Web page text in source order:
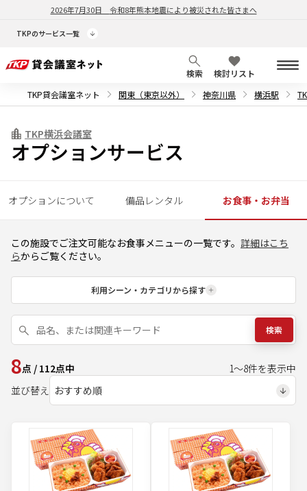
2026年7月30日 令和8年熊本地震により被災された皆さまへ
TKPのサービス一覧
検索
検討リスト
TKP貸会議室ネット
関東（東京以外） 神奈川県 横浜駅
TKP横浜会議室
オプションサービス
オプションについて 備品レンタル お食事・お弁当
この施設でご注文可能なお食事メニューの一覧です。 詳細はこち
らからご覧ください。
利用シーン・カテゴリから探す
検索
8点 / 112点中 1～8件を表示中
並び替え